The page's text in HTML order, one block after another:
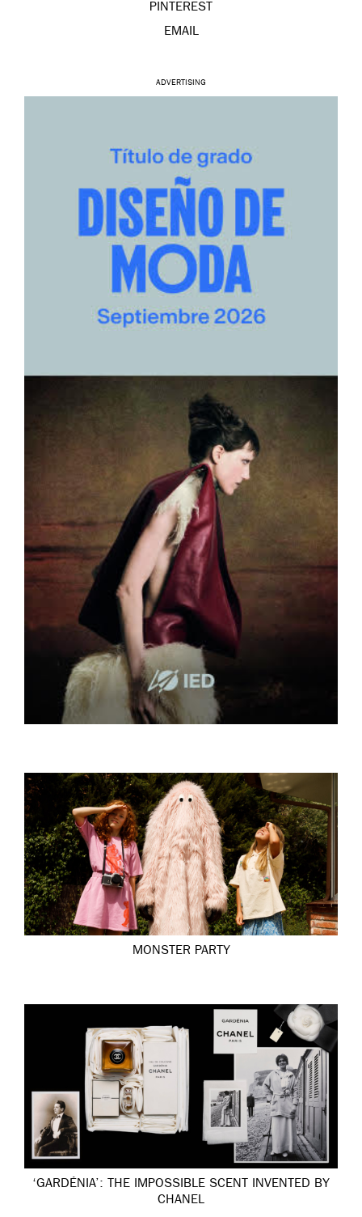
PINTEREST
EMAIL
ADVERTISING
MONSTER PARTY
‘GARDÉNIA’: THE IMPOSSIBLE SCENT INVENTED BY
CHANEL